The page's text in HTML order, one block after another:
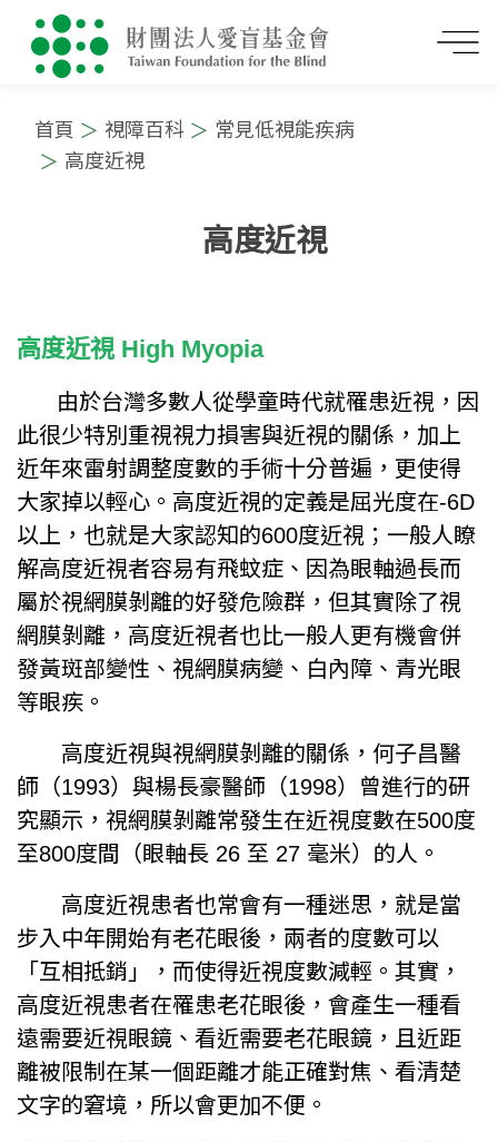
首頁 視障百科
常見低視能疾病
高度近視
高度近視
高度近視 High Myopia
由於台灣多數人從學童時代就罹患近視，因
此很少特別重視視力損害與近視的關係，加上
近年來雷射調整度數的手術十分普遍，更使得
大家掉以輕心。高度近視的定義是屈光度在-6D
以上，也就是大家認知的600度近視；一般人瞭
解高度近視者容易有飛蚊症、因為眼軸過長而
屬於視網膜剝離的好發危險群，但其實除了視
網膜剝離，高度近視者也比一般人更有機會併
發黃斑部變性、視網膜病變、白內障、青光眼
等眼疾。
高度近視與視網膜剝離的關係，何子昌醫
師（1993）與楊長豪醫師（1998）曾進行的研
究顯示，視網膜剝離常發生在近視度數在500度
至800度間（眼軸長 26 至 27 毫米）的人。
高度近視患者也常會有一種迷思，就是當
步入中年開始有老花眼後，兩者的度數可以
「互相抵銷」，而使得近視度數減輕。其實，
高度近視患者在罹患老花眼後，會產生一種看
遠需要近視眼鏡、看近需要老花眼鏡，且近距
離被限制在某一個距離才能正確對焦、看清楚
文字的窘境，所以會更加不便。